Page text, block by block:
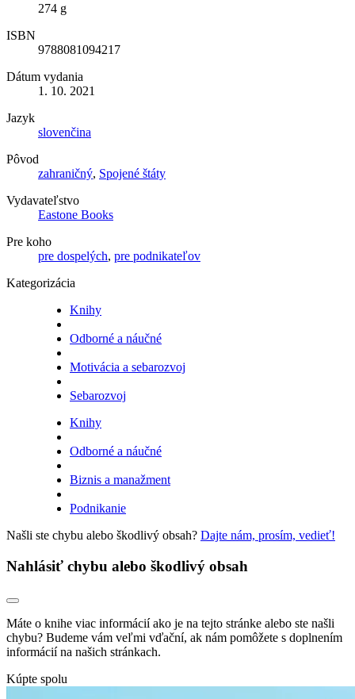
274 g
ISBN
9788081094217
Dátum vydania
1. 10. 2021
Jazyk
slovenčina
Pôvod
zahraničný, Spojené štáty
Vydavateľstvo
Eastone Books
Pre koho
pre dospelých, pre podnikateľov
Kategorizácia
Knihy
Odborné a náučné
Motivácia a sebarozvoj
Sebarozvoj
Knihy
Odborné a náučné
Biznis a manažment
Podnikanie
Našli ste chybu alebo škodlivý obsah? Dajte nám, prosím, vedieť!
Nahlásiť chybu alebo škodlivý obsah
Máte o knihe viac informácií ako je na tejto stránke alebo ste našli
chybu? Budeme vám veľmi vďační, ak nám pomôžete s doplnením
informácií na našich stránkach.
Kúpte spolu